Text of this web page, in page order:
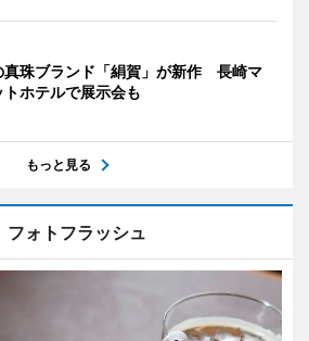
真珠ブランド「絹賀」が新作 長崎マ
トホテルで展示会も
もっと見る
フォトフラッシュ